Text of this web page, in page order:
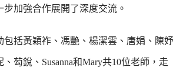
步加強合作展開了深度交流。
包括黃穎祚、馮艷、楊潔雲、唐娟、陳妤
芶銳、Susanna和Mary共10位老師，走